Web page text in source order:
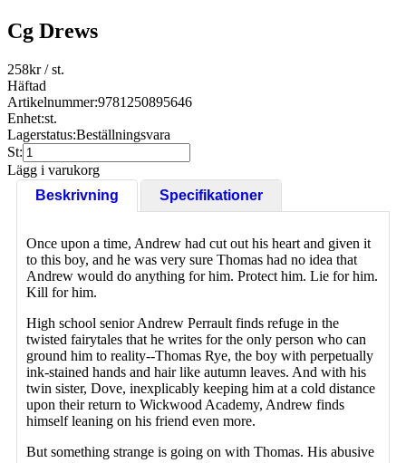
Cg Drews
258kr/ st.
Häftad
Artikelnummer:9781250895646
Enhet:st.
Lagerstatus:Beställningsvara
St:
Lägg i varukorg
Beskrivning
Specifikationer
Once upon a time, Andrew had cut out his heart and given it
to this boy, and he was very sure Thomas had no idea that
Andrew would do anything for him. Protect him. Lie for him.
Kill for him.
High school senior Andrew Perrault finds refuge in the
twisted fairytales that he writes for the only person who can
ground him to reality--Thomas Rye, the boy with perpetually
ink-stained hands and hair like autumn leaves. And with his
twin sister, Dove, inexplicably keeping him at a cold distance
upon their return to Wickwood Academy, Andrew finds
himself leaning on his friend even more.
But something strange is going on with Thomas. His abusive